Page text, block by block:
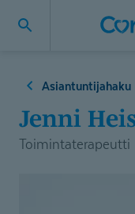
Asiantuntijahaku
Jenni
Toimintaterapeutti